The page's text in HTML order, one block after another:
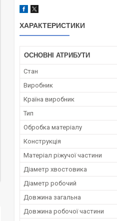
ХАРАКТЕРИСТИКИ
ОСНОВНІ АТРИБУТИ
Стан
Виробник
Країна виробник
Тип
Обробка матеріалу
Конструкція
Матеріал ріжучої частини
Діаметр хвостовика
Діаметр робочий
Довжина загальна
Довжина робочої частини